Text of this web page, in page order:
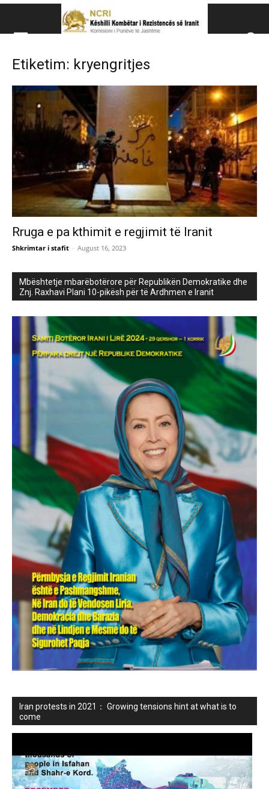
Këshillit Kombëtar të
Këshillit Kombëtar të Rezistencës së Iranit (NCRI)
Etiketim: kryengritjes
Rruga e pa kthimit e regjimit të Iranit
Shkrimtar i stafit - August 16, 2023
Mbështetje mbarëbotërore për Republikën Demokratike dhe
Znj. Raxhavi Plani 10-pikësh për të Ardhmen e Iranit
Iran protests in 2021： Growing tensions hint at what is to
come